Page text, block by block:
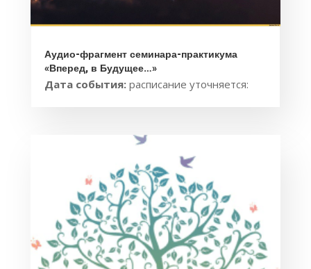
Аудио-фрагмент семинара-практикума
«Вперед, в Будущее…»
Дата события: расписание уточняется: